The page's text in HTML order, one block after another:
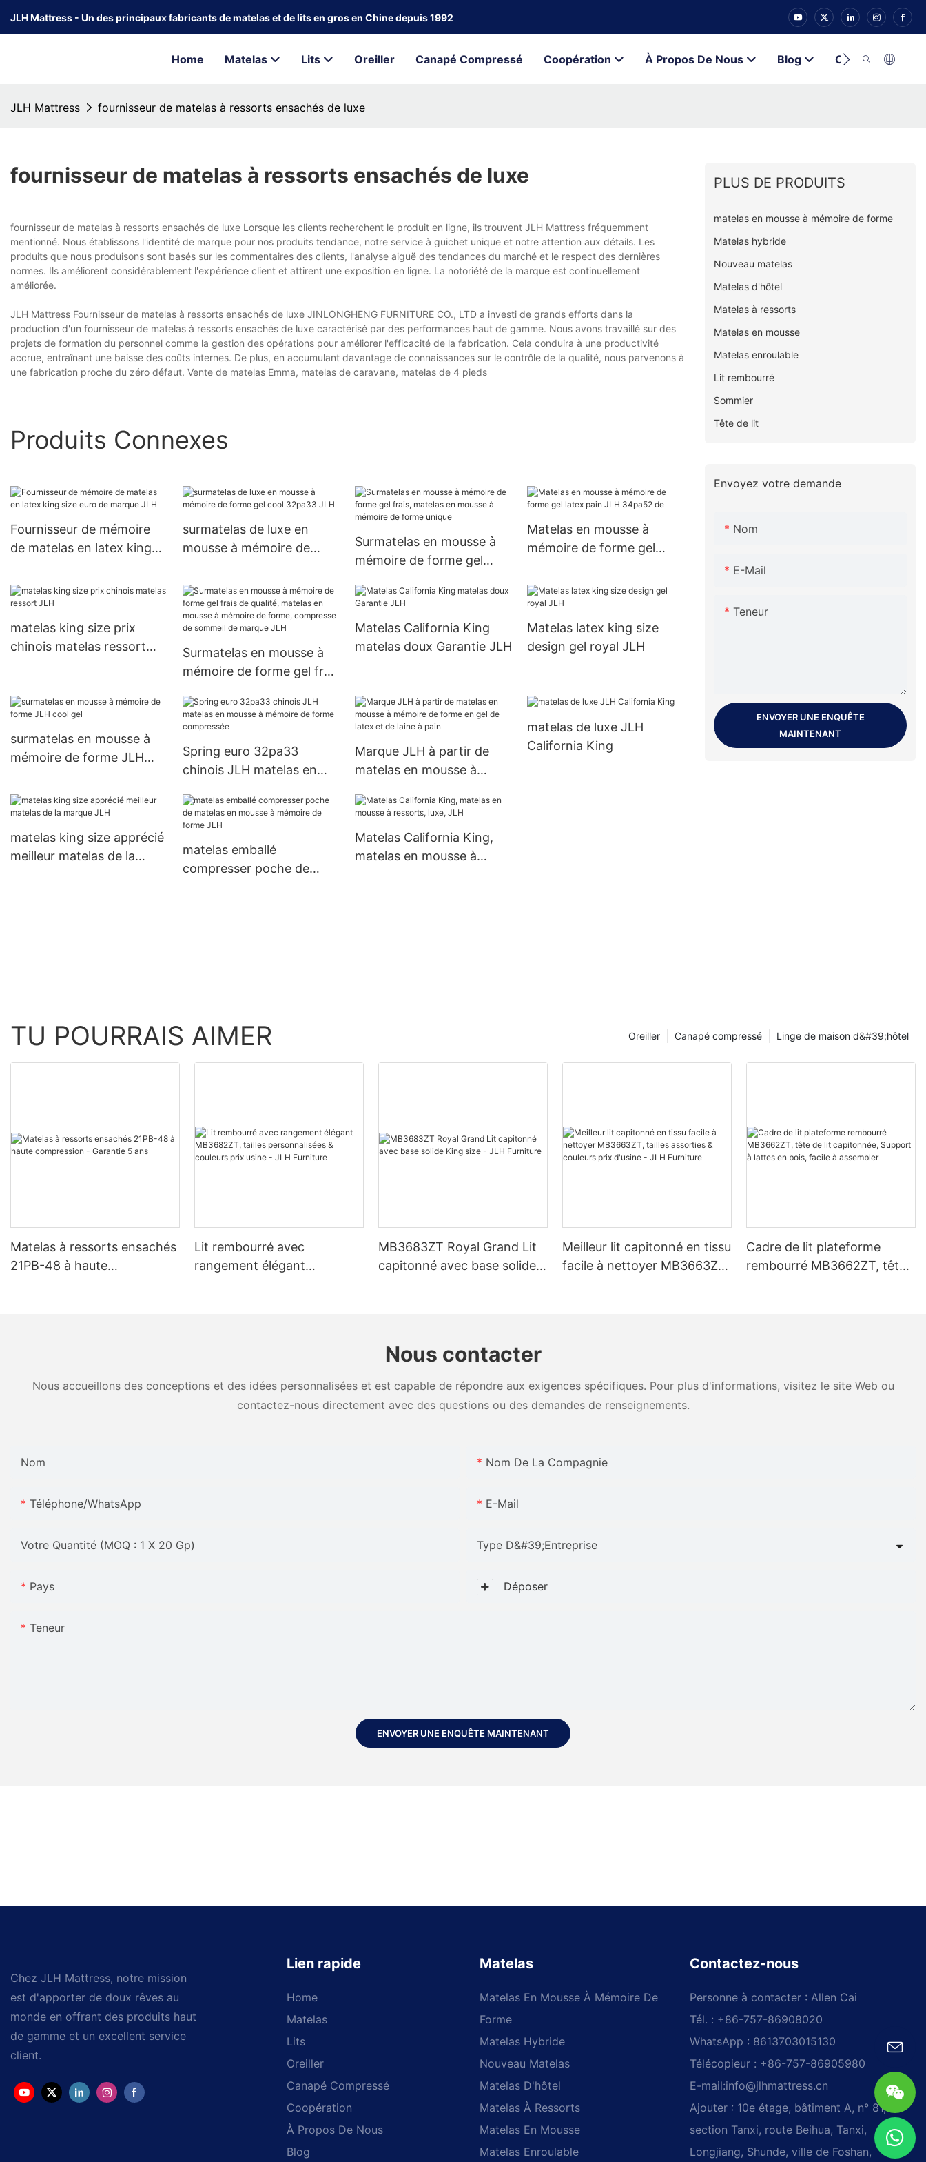
JLH Mattress - Un des principaux fabricants de matelas et de lits en gros en Chine depuis 1992
Home Matelas Lits Oreiller Canapé Compressé Coopération À Propos De Nous Blog Contacter
JLH Mattress fournisseur de matelas à ressorts ensachés de luxe
fournisseur de matelas à ressorts ensachés de luxe
fournisseur de matelas à ressorts ensachés de luxe Lorsque les clients recherchent le produit en ligne, ils trouvent JLH Mattress fréquemment
mentionné. Nous établissons l'identité de marque pour nos produits tendance, notre service à guichet unique et notre attention aux détails. Les
produits que nous produisons sont basés sur les commentaires des clients, l'analyse aiguë des tendances du marché et le respect des dernières
normes. Ils améliorent considérablement l'expérience client et attirent une exposition en ligne. La notoriété de la marque est continuellement
améliorée.
JLH Mattress Fournisseur de matelas à ressorts ensachés de luxe JINLONGHENG FURNITURE CO., LTD a investi de grands efforts dans la
production d'un fournisseur de matelas à ressorts ensachés de luxe caractérisé par des performances haut de gamme. Nous avons travaillé sur des
projets de formation du personnel comme la gestion des opérations pour améliorer l'efficacité de la fabrication. Cela conduira à une productivité
accrue, entraînant une baisse des coûts internes. De plus, en accumulant davantage de connaissances sur le contrôle de la qualité, nous parvenons à
une fabrication proche du zéro défaut. Vente de matelas Emma, ​​matelas de caravane, matelas de 4 pieds
Produits Connexes
Fournisseur de mémoire
de matelas en latex king
surmatelas de luxe en
mousse à mémoire de
JLH
Surmatelas en mousse à
mémoire de forme gel
mémoire de forme unique
Matelas en mousse à
mémoire de forme gel
matelas king size prix
chinois matelas ressort
Surmatelas en mousse à
mémoire de forme gel frais
mousse à mémoire de
forme, compresse de
sommeil de marque JLH
Matelas California King
matelas doux Garantie JLH
Matelas latex king size
design gel royal JLH
surmatelas en mousse à
mémoire de forme JLH
Spring euro 32pa33
chinois JLH matelas en
forme compressée
Marque JLH à partir de
matelas en mousse à
de latex et de laine à pain
matelas de luxe JLH
California King
matelas king size apprécié
meilleur matelas de la
matelas emballé
compresser poche de
Matelas California King,
matelas en mousse à
PLUS DE PRODUITS
matelas en mousse à mémoire de forme
Matelas hybride
Nouveau matelas
Matelas d'hôtel
Matelas à ressorts
Matelas en mousse
Matelas enroulable
Lit rembourré
Sommier
Tête de lit
Envoyez votre demande
Nom
E-Mail
Teneur
ENVOYER UNE ENQUÊTE
MAINTENANT
TU POURRAIS AIMER Linge de maison d&#39;hôtel
Canapé compressé
Oreiller
Matelas à ressorts ensachés
21PB-48 à haute
Lit rembourré avec
rangement élégant
MB3683ZT Royal Grand Lit
capitonné avec base solide
Meilleur lit capitonné en tissu
facile à nettoyer MB3663ZT,
Cadre de lit plateforme
rembourré MB3662ZT, tête
Nous contacter
Nous accueillons des conceptions et des idées personnalisées et est capable de répondre aux exigences spécifiques. Pour plus d'informations, visitez le site Web ou
contactez-nous directement avec des questions ou des demandes de renseignements.
Nom Nom De La Compagnie
Téléphone/WhatsApp E-Mail
Votre Quantité (MOQ : 1 X 20 Gp) Type D&#39;entreprise
Pays Déposer
Teneur
ENVOYER UNE ENQUÊTE MAINTENANT
Chez JLH Mattress, notre mission
est d'apporter de doux rêves au
monde en offrant des produits haut
de gamme et un excellent service
client.
Lien rapide
Home
Matelas
Lits
Oreiller
Canapé Compressé
Coopération
À Propos De Nous
Blog
Matelas
Matelas En Mousse À Mémoire De
Forme
Matelas Hybride
Nouveau Matelas
Matelas D'hôtel
Matelas À Ressorts
Matelas En Mousse
Matelas Enroulable
Contactez-nous
Personne à contacter : Allen Cai
Tél. : +86-757-86908020
WhatsApp : 8613703015130
Télécopieur : +86-757-86905980
E-mail:info@jlhmattress.cn
Ajouter : 10e étage, bâtiment A, n° 81,
section Tanxi, route Beihua, Tanxi,
Longjiang, Shunde, ville de Foshan,